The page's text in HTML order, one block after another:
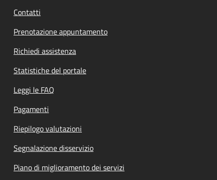
Contatti
Prenotazione appuntamento
Richiedi assistenza
Statistiche del portale
Leggi le FAQ
Pagamenti
Riepilogo valutazioni
Segnalazione disservizio
Piano di miglioramento dei servizi